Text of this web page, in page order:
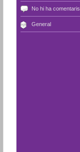
No hi ha comentaris
General